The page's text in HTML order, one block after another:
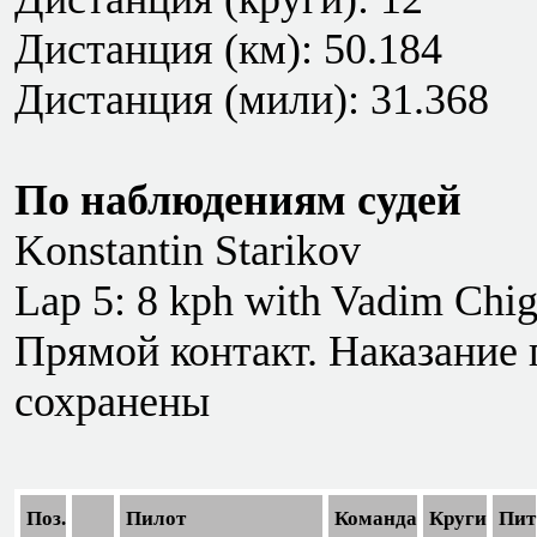
Дистанция (км): 50.184
Дистанция (мили): 31.368
По наблюдениям судей
Konstantin Starikov
Lap 5: 8 kph with Vadim
Прямой контакт.
сохранены
Поз. Пилот Команда Круги Пит